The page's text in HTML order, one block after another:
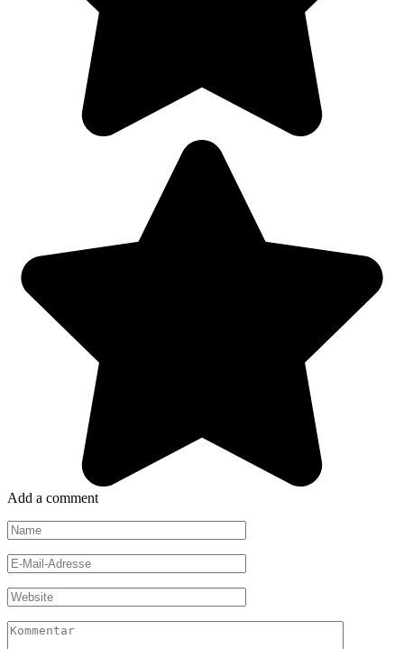
Add a comment
Name
*
E-
Mail-
Adresse
*
Website
Kommentar